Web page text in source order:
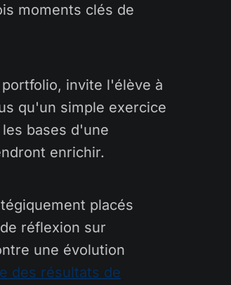
moments clés de
invite l'élève à
qu'un simple exercice
bases d'une
enrichir.
placés
réflexion sur
une évolution
des résultats de